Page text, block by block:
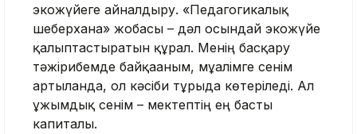
экожүйеге айналдыру. «Педагогикалық
шеберхана» жобасы – дәл осындай экожүйе
қалыптастыратын құрал. Менің басқару
тәжірибемде байқағаным, мұғалімге сенім
артылғанда, ол кәсіби тұрғыда көтеріледі. Ал
ұжымдық сенім – мектептің ең басты
капиталы.